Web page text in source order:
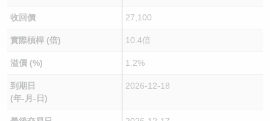
收回價 27,100
實際槓桿 (倍) 10.4倍
溢價 (%) 1.2%
到期日
(年-月-日)
2026-12-18